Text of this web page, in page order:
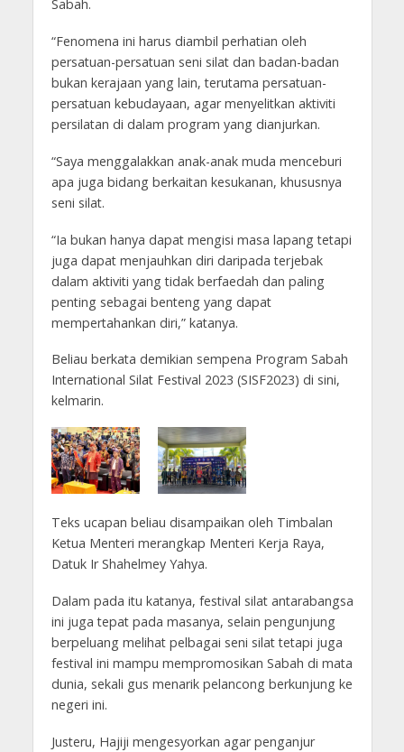
Sabah.
“Fenomena ini harus diambil perhatian oleh
persatuan-persatuan seni silat dan badan-badan
bukan kerajaan yang lain, terutama persatuan-
persatuan kebudayaan, agar menyelitkan aktiviti
persilatan di dalam program yang dianjurkan.
“Saya menggalakkan anak-anak muda menceburi
apa juga bidang berkaitan kesukanan, khususnya
seni silat.
“Ia bukan hanya dapat mengisi masa lapang tetapi
juga dapat menjauhkan diri daripada terjebak
dalam aktiviti yang tidak berfaedah dan paling
penting sebagai benteng yang dapat
mempertahankan diri,” katanya.
Beliau berkata demikian sempena Program Sabah
International Silat Festival 2023 (SISF2023) di sini,
kelmarin.
Teks ucapan beliau disampaikan oleh Timbalan
Ketua Menteri merangkap Menteri Kerja Raya,
Datuk Ir Shahelmey Yahya.
Dalam pada itu katanya, festival silat antarabangsa
ini juga tepat pada masanya, selain pengunjung
berpeluang melihat pelbagai seni silat tetapi juga
festival ini mampu mempromosikan Sabah di mata
dunia, sekali gus menarik pelancong berkunjung ke
negeri ini.
Justeru, Hajiji mengesyorkan agar penganjur